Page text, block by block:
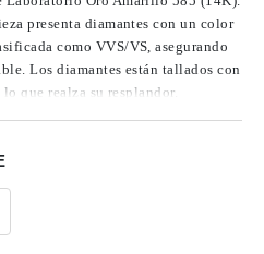
presenta diamantes con un color
como VVS/VS, asegurando
Los diamantes están tallados con
que realza su resplandor.
contribuyendo a un diseño